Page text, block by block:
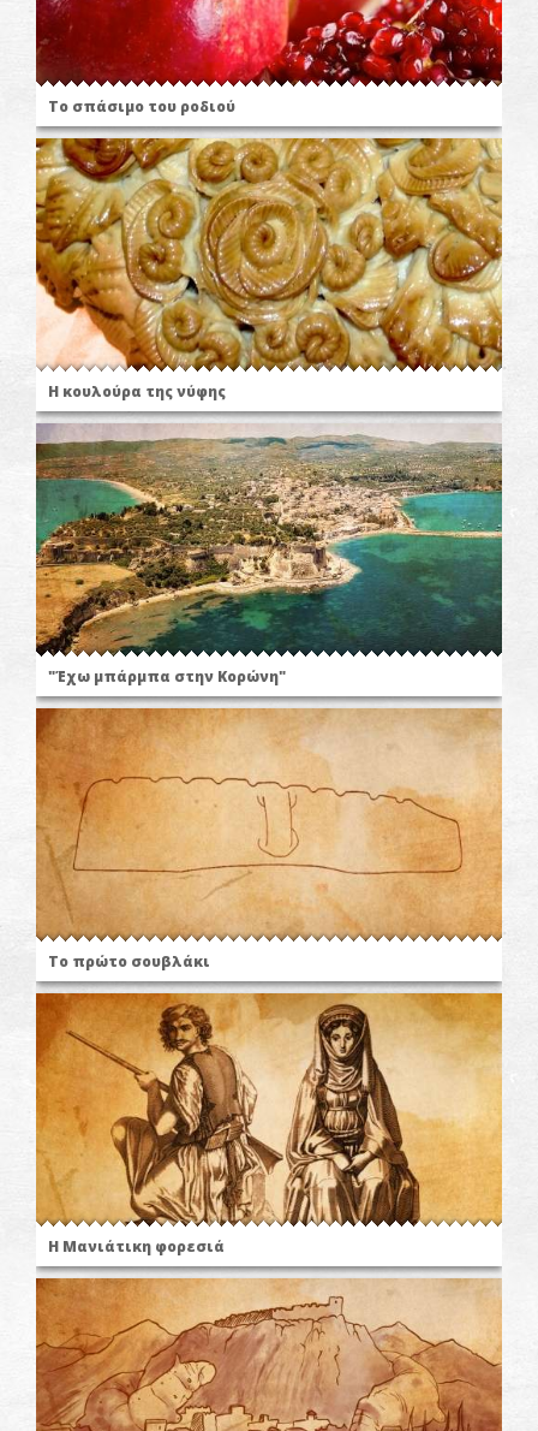
Το σπάσιμο του ροδιού
Η κουλούρα της νύφης
"Έχω μπάρμπα στην Κορώνη"
Το πρώτο σουβλάκι
Η Μανιάτικη φορεσιά